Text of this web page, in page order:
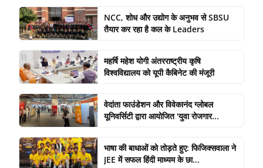
NCC, शोध और उद्योग के अनुभव से SBSU
तैयार कर रहा है कल के Leaders
महर्षि महेश योगी अंतरराष्ट्रीय कृषि
विश्वविद्यालय को यूपी कैबिनेट की मंजूरी
वेदांता फाउंडेशन और विवेकानंद ग्लोबल
यूनिवर्सिटी द्वारा आयोजित 'युवा रोजगार...
भाषा की बाधाओं को तोड़ते हुए: फिजिक्सवाला ने
JEE में सफल हिंदी माध्यम के छा...